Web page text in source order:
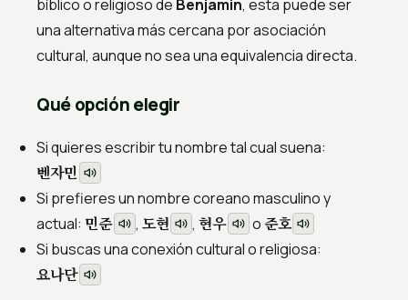
bíblico o religioso de Benjamin, esta puede ser
una alternativa más cercana por asociación
cultural, aunque no sea una equivalencia directa.
Qué opción elegir
Si quieres escribir tu nombre tal cual suena:
벤자민
Si prefieres un nombre coreano masculino y
actual: 민준 , 도현 ,현우 o준호
Si buscas una conexión cultural o religiosa:
요나단